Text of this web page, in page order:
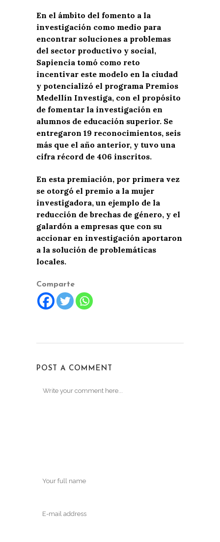
En el ámbito del fomento a la
investigación como medio para
encontrar soluciones a problemas
del sector productivo y social,
Sapiencia tomó como reto
incentivar este modelo en la ciudad
y potencializó el programa Premios
Medellín Investiga, con el propósito
de fomentar la investigación en
alumnos de educación superior. Se
entregaron 19 reconocimientos, seis
más que el año anterior, y tuvo una
cifra récord de 406 inscritos.
En esta premiación, por primera vez
se otorgó el premio a la mujer
investigadora, un ejemplo de la
reducción de brechas de género, y el
galardón a empresas que con su
accionar en investigación aportaron
a la solución de problemáticas
locales.
Comparte
POST A COMMENT